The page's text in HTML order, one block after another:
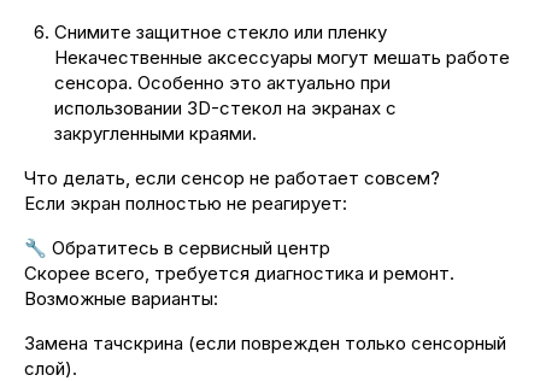
Снимите защитное стекло или пленку
Некачественные аксессуары могут мешать работе
сенсора. Особенно это актуально при
использовании 3D-стекол на экранах с
закругленными краями.
Что делать, если сенсор не работает совсем?
Если экран полностью не реагирует:
🔧 Обратитесь в сервисный центр
Скорее всего, требуется диагностика и ремонт.
Возможные варианты:
Замена тачскрина (если поврежден только сенсорный
слой).